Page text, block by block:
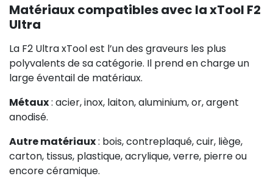
Matériaux compatibles avec la xTool F2
Ultra
La F2 Ultra xTool est l’un des graveurs les plus
polyvalents de sa catégorie. Il prend en charge un
large éventail de matériaux.
Métaux: acier, inox, laiton, aluminium, or, argent
anodisé.
Autre matériaux: bois, contreplaqué, cuir, liège,
carton, tissus, plastique, acrylique, verre, pierre ou
encore céramique.